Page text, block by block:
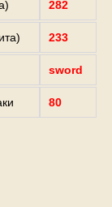
282
233
sword
80